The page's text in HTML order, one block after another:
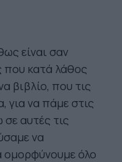
είναι σαν
που κατά λάθος
βιβλίο, που τις
για να πάμε στις
αυτές τις
να
ομορφύνουμε όλο